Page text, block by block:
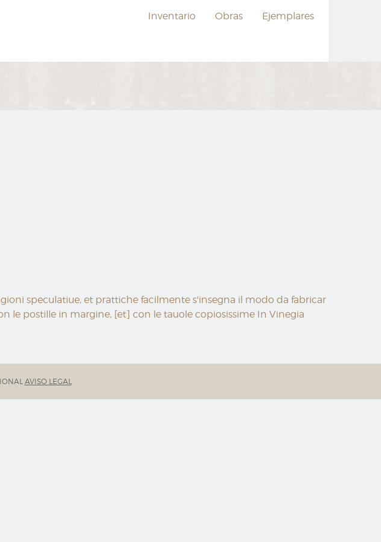
Inventario Obras Ejemplares
speculatiue, et prattiche facilmente s'insegna il modo da fabricar
le postille in margine, [et] con le tauole copiosissime In Vinegia
AVISO LEGAL